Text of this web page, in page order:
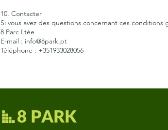
10. Contacter
Si vous avez des questions concernant ces conditions
8 Parc Ltée
E-mail : info@8park.pt
Téléphone : +351933028056